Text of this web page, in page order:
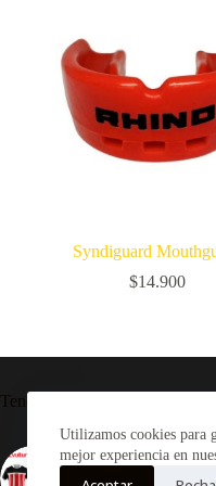
Utilizamos cookies para
mejor experiencia en
Syndiguard
$14.900
Tendencia ahora
Camiseta Rugby
«Tanu» + Rhino